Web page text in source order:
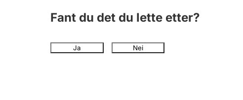
Fant du det du lette etter?
Ja Nei